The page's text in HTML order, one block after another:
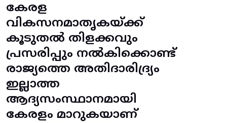
കേരള
വികസനമാതൃകയ്‌ക്ക്
കൂടുതൽ തിളക്കവും
പ്രസരിപ്പും നൽകിക്കൊണ്ട്
രാജ്യത്തെ അതിദാരിദ്ര്യം
ഇല്ലാത്ത
ആദ്യസംസ്ഥാനമായി
കേരളം മാറുകയാണ്